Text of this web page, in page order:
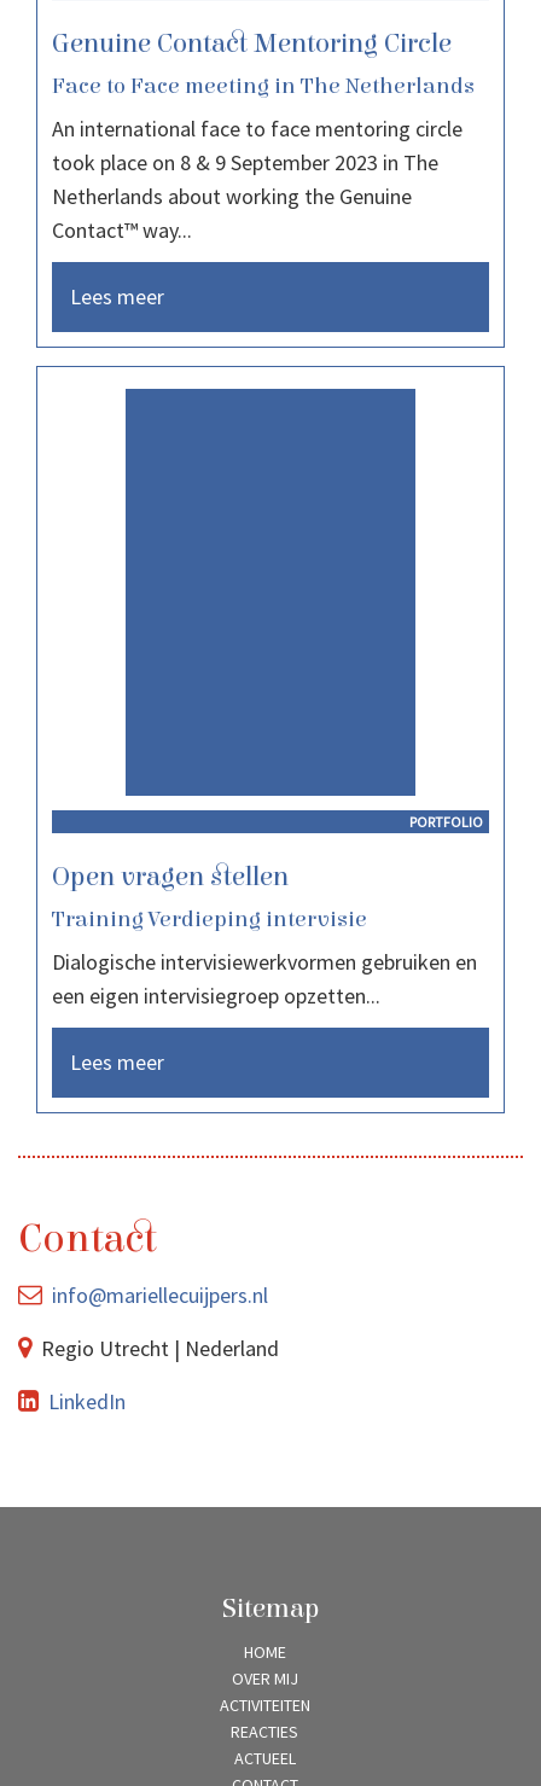
Genuine Contact Mentoring Circle
Face to Face meeting in The Netherlands
An international face to face mentoring circle
took place on 8 & 9 September 2023 in The
Netherlands about working the Genuine
Contact™ way...
Lees meer
PORTFOLIO
Open vragen stellen
Training Verdieping intervisie
Dialogische intervisiewerkvormen gebruiken en
een eigen intervisiegroep opzetten...
Lees meer
Contact
info@mariellecuijpers.nl
Regio Utrecht | Nederland
LinkedIn
Sitemap
HOME
OVER MIJ
ACTIVITEITEN
REACTIES
ACTUEEL